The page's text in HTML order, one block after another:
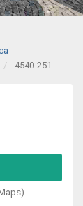
4540-251